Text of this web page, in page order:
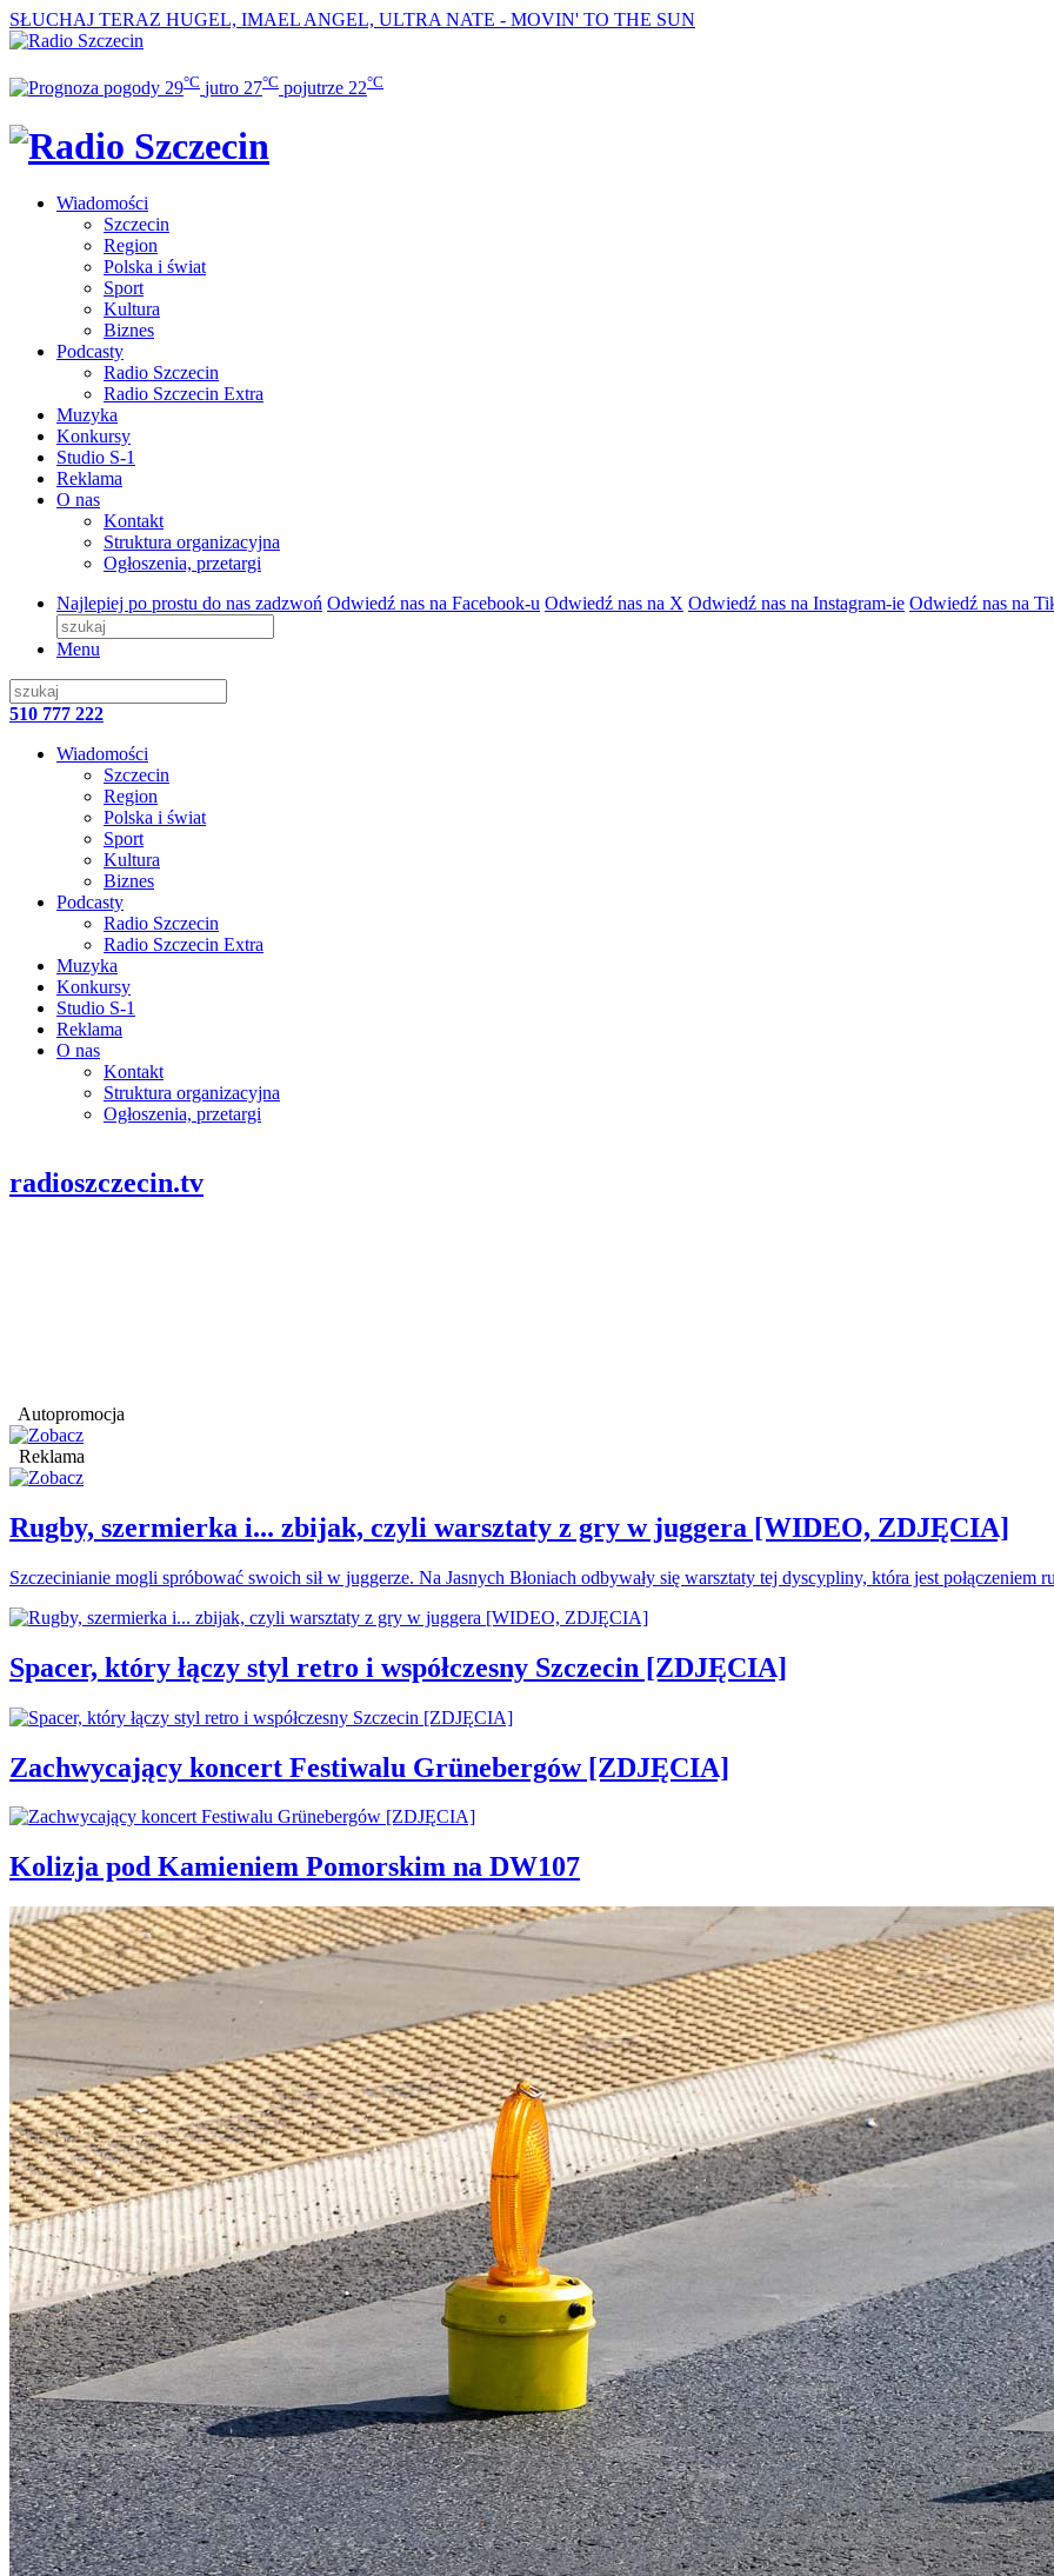
SŁUCHAJ TERAZ HUGEL, IMAEL ANGEL, ULTRA NATE - MOVIN' TO THE SUN
29°C jutro 27°C pojutrze 22°C
Wiadomości
Szczecin
Region
Polska i świat
Sport
Kultura
Biznes
Podcasty
Radio Szczecin
Radio Szczecin Extra
Muzyka
Konkursy
Studio S-1
Reklama
O nas
Kontakt
Struktura organizacyjna
Ogłoszenia, przetargi
Najlepiej po prostu do nas zadzwoń Odwiedź nas na Facebook-u Odwiedź nas na X Odwiedź nas na Instagram-ie Odwiedź nas na
Menu
510 777 222
Wiadomości
Szczecin
Region
Polska i świat
Sport
Kultura
Biznes
Podcasty
Radio Szczecin
Radio Szczecin Extra
Muzyka
Konkursy
Studio S-1
Reklama
O nas
Kontakt
Struktura organizacyjna
Ogłoszenia, przetargi
radioszczecin.tv
Autopromocja
Reklama
Rugby, szermierka i... zbijak, czyli warsztaty z gry w juggera [WIDEO, ZDJĘCIA]
Szczecinianie mogli spróbować swoich sił w juggerze. Na Jasnych Błoniach odbywały się warsztaty tej dyscypliny, która jest połączeniem
Spacer, który łączy styl retro i współczesny Szczecin [ZDJĘCIA]
Zachwycający koncert Festiwalu Grünebergów [ZDJĘCIA]
Kolizja pod Kamieniem Pomorskim na DW107